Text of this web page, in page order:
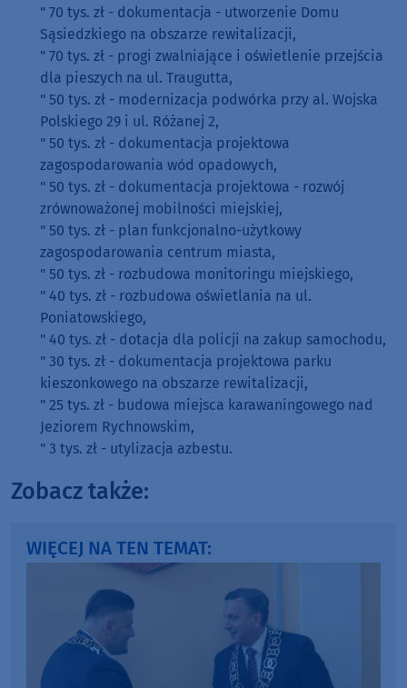
" 70 tys. zł - dokumentacja - utworzenie Domu
Sąsiedzkiego na obszarze rewitalizacji,
" 70 tys. zł - progi zwalniające i oświetlenie przejścia
dla pieszych na ul. Traugutta,
" 50 tys. zł - modernizacja podwórka przy al. Wojska
Polskiego 29 i ul. Różanej 2,
" 50 tys. zł - dokumentacja projektowa
zagospodarowania wód opadowych,
" 50 tys. zł - dokumentacja projektowa - rozwój
zrównoważonej mobilności miejskiej,
" 50 tys. zł - plan funkcjonalno-użytkowy
zagospodarowania centrum miasta,
" 50 tys. zł - rozbudowa monitoringu miejskiego,
" 40 tys. zł - rozbudowa oświetlania na ul.
Poniatowskiego,
" 40 tys. zł - dotacja dla policji na zakup samochodu,
" 30 tys. zł - dokumentacja projektowa parku
kieszonkowego na obszarze rewitalizacji,
" 25 tys. zł - budowa miejsca karawaningowego nad
Jeziorem Rychnowskim,
" 3 tys. zł - utylizacja azbestu.
Zobacz także:
WIĘCEJ NA TEN TEMAT: